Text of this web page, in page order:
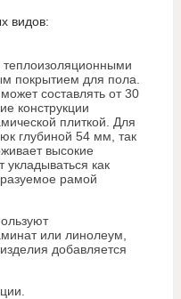
видов:
покрытием для пола.
составлять от 30
конструкции
плиткой. Для
глубиной 54 мм, так
высокие
укладываться как
рамой
или линолеум,
добавляется